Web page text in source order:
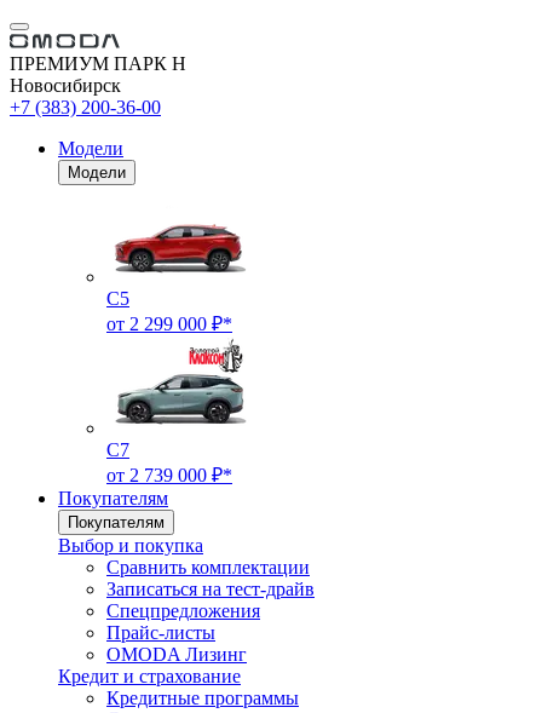
ПРЕМИУМ ПАРК Н
Новосибирск
+7 (383) 200-36-00
Модели
Модели
C5
от 2 299 000 ₽*
C7
от 2 739 000 ₽*
Покупателям
Покупателям
Выбор и покупка
Сравнить комплектации
Записаться на тест-драйв
Cпецпредложения
Прайс-листы
OMODA Лизинг
Кредит и страхование
Кредитные программы